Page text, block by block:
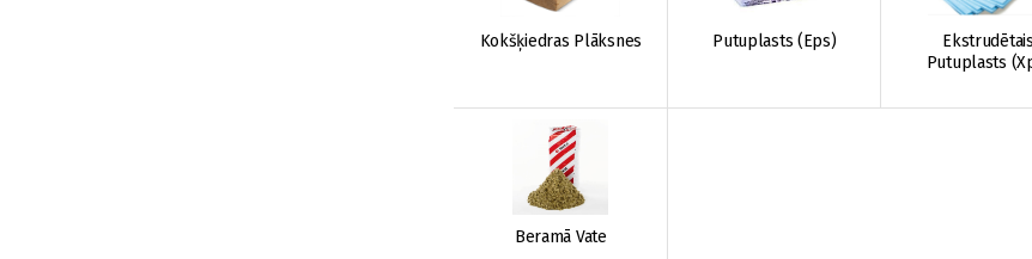
Kokšķiedras Plāksnes Putuplasts (Eps)
Ekstrudētais
Putuplasts
Beramā Vate